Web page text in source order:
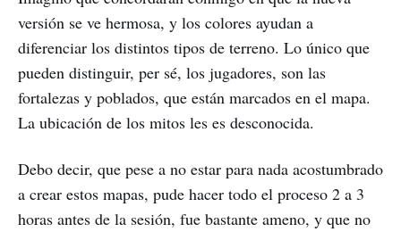
versión se ve hermosa, y los colores ayudan a
diferenciar los distintos tipos de terreno. Lo único que
pueden distinguir, per sé, los jugadores, son las
fortalezas y poblados, que están marcados en el mapa.
La ubicación de los mitos les es desconocida.
Debo decir, que pese a no estar para nada acostumbrado
a crear estos mapas, pude hacer todo el proceso 2 a 3
horas antes de la sesión, fue bastante ameno, y que no